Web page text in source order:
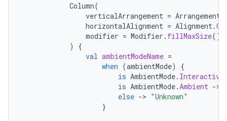
Column(
verticalArrangement = Arrangement
horizontalAlignment = Alignment .
modifier = Modifier . fillMaxSize(),
)
{
val ambientModeName =
when (ambientMode)
{
is AmbientMode. Interactive
is AmbientMode. Ambient ->
else -> "Unknown"
}